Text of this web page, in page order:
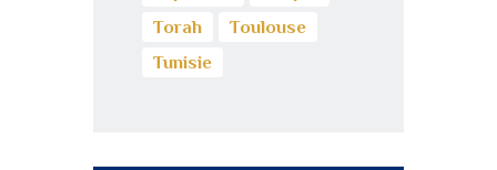
Torah
Toulouse
Tunisie